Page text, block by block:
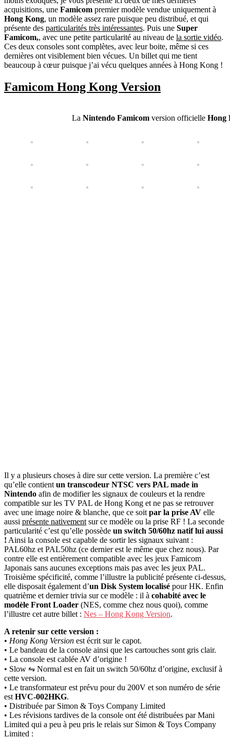
acquisitions, une Famicom premier modèle vendue uniquement à
Hong Kong, un modèle assez rare puisque peu distribué, et qui
présente des particularités très intéressantes. Puis une Super
Famicom,, avec une petite particularité au niveau de la sortie vidéo.
Ces deux consoles sont complètes, avec leur boite, même si ces
dernières ont visiblement bien vécues. Un billet qui me tient
beaucoup à cœur puisque j’ai vécu quelques années à Hong Kong !
Famicom Hong Kong Version
La Nintendo Famicom version officielle Hong
Il y a plusieurs choses à dire sur cette version. La première c’est
qu’elle contient un transcodeur NTSC vers PAL made in
Nintendo afin de modifier les signaux de couleurs et la rendre
compatible sur les TV PAL de Hong Kong et ne pas se retrouver
avec une image noire & blanche, que ce soit par la prise AV elle
aussi présente nativement sur ce modèle ou la prise RF ! La seconde
particularité c’est qu’elle possède un switch 50/60hz natif lui aussi
! Ainsi la console est capable de sortir les signaux suivant :
PAL60hz et PAL50hz (ce dernier est le même que chez nous). Par
contre elle est entièrement compatible avec les jeux Famicom
Japonais sans aucunes exceptions mais pas avec les jeux PAL.
Troisième spécificité, comme l’illustre la publicité présente ci-dessus,
elle disposait également d’un Disk System localisé pour HK. Enfin
quatrième et dernier trivia sur ce modèle : il à cohabité avec le
modèle Front Loader (NES, comme chez nous quoi), comme
l’illustre cet autre billet : Nes – Hong Kong Version.
A retenir sur cette version :
• Hong Kong Version est écrit sur le capot.
• Le bandeau de la console ainsi que les cartouches sont gris clair.
• La console est cablée AV d’origine !
• Slow ⇋ Normal est en fait un switch 50/60hz d’origine, exclusif à
cette version.
• Le transformateur est prévu pour du 200V et son numéro de série
est HVC-002HKG.
• Distribuée par Simon & Toys Company Limited
• Les révisions tardives de la console ont été distribuées par Mani
Limited qui a peu à peu pris le relais sur Simon & Toys Company
Limited :